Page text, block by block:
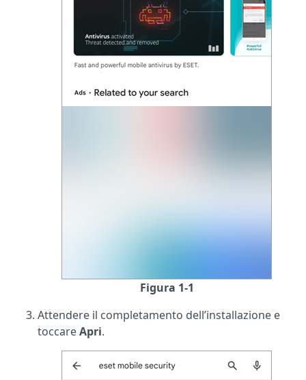
Figura 1-1
Attendere il completamento dell’installazione e
toccareApri.